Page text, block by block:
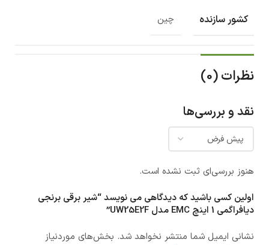
کشور سازنده چین
نظرات (0)
نقد و بررسی‌ها
هنوز بررسی‌ای ثبت نشده است.
اولین کسی باشید که دیدگاهی می نویسد “شیر برقی برنجی
دیافراگمی 1 اینچ EMC مدل UW25E2F”
نشانی ایمیل شما منتشر نخواهد شد. بخش‌های موردنیاز